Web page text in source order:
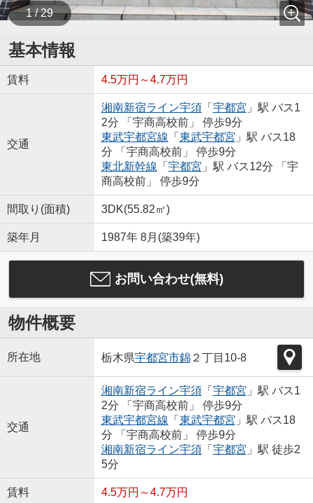
1 / 29
基本情報
賃料 4.5万円～4.7万円
交通
湘南新宿ライン宇須「 宇都宮 」駅 バス1
2分 「宇商高校前」 停歩9分
東武宇都宮線 「 東武宇都宮 」駅 バス18
分 「宇商高校前」 停歩9分
東北新幹線 「 宇都宮 」駅 バス12分 「宇
商高校前」 停歩9分
間取り(面積) 3DK(55.82㎡)
築年月 1987年 8月(築39年)
お問い合わせ(無料)
物件概要
所在地 栃木県宇都宮市錦２丁目10-8
交通
湘南新宿ライン宇須「 宇都宮 」駅 バス1
2分 「宇商高校前」 停歩9分
東武宇都宮線 「 東武宇都宮 」駅 バス18
分 「宇商高校前」 停歩9分
湘南新宿ライン宇須「 宇都宮 」駅 徒歩2
5分
賃料 4.5万円～4.7万円